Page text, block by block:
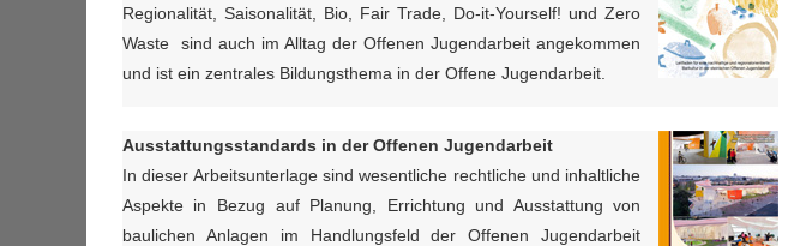
Regionalität, Saisonalität, Bio, Fair Trade, Do-it-Yourself! und Zero
Waste sind auch im Alltag der Offenen Jugendarbeit angekommen
und ist ein zentrales Bildungsthema in der Offene Jugendarbeit.
Ausstattungsstandards in derOffenen Jugendarbeit
In dieser Arbeitsunterlage sind wesentliche rechtliche und inhaltliche
Aspekte in Bezug auf Planung, Errichtung und Ausstattung von
baulichen Anlagen im Handlungsfeld der Offenen Jugendarbeit